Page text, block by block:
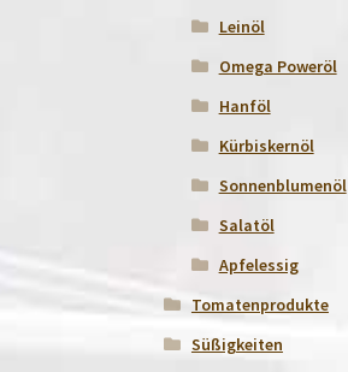
Leinöl
Omega Poweröl
Hanföl
Kürbiskernöl
Sonnenblumenöl
Salatöl
Apfelessig
Tomatenprodukte
Süßigkeiten